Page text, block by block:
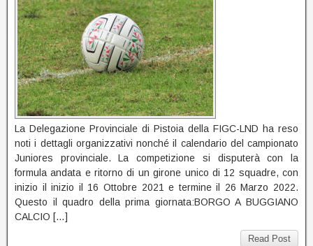
La Delegazione Provinciale di Pistoia della FIGC-LND ha reso
noti i dettagli organizzativi nonché il calendario del campionato
Juniores provinciale. La competizione si disputerà con la
formula andata e ritorno di un girone unico di 12 squadre, con
inizio il inizio il 16 Ottobre 2021 e termine il 26 Marzo 2022.
Questo il quadro della prima giornata:BORGO A BUGGIANO
CALCIO […]
Read Post